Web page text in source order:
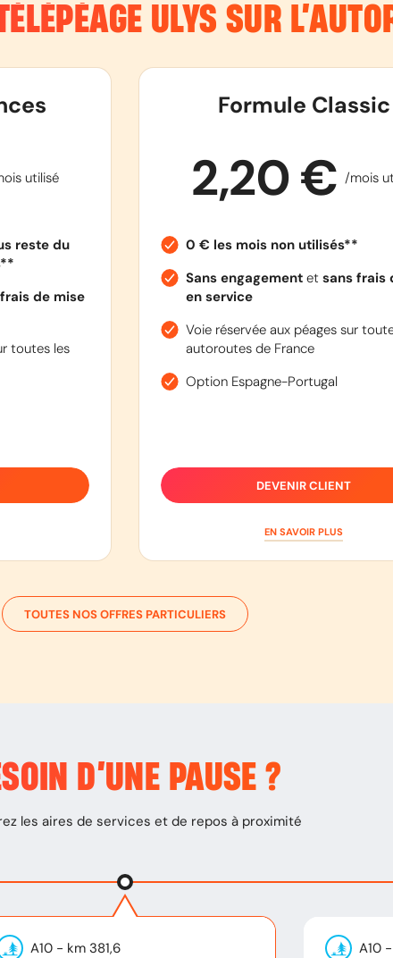
ULYS SUR
utilisé
reste du
de mise
toutes les
Formule Classic
2,20 € /mois
0 € les mois non utilisés**
Sans engagementet sans frais
en service
Voie réservée aux péages sur
autoroutes de France
Option Espagne-Portugal
DEVENIR CLIENT
EN SAVOIR PLUS
TOUTES NOS OFFRES PARTICULIERS
D’UNE PAUSE ?
les aires de services et de repos à proximité
A10 - km 381,6
A10